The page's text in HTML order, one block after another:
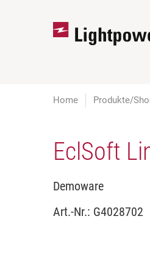
Home Produkte/
EclSoft
Demoware
Art.-Nr.: G4028702